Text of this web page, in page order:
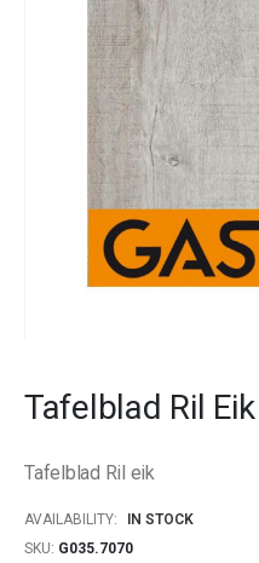
the
the
gallery
Tafelblad Ril Eik
Tafelblad Ril eik
AVAILABILITY:
IN STOCK
SKU G035.7070